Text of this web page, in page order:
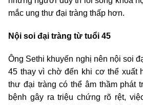
mắc ung thư đại tràng thấp hơn.
Nội soi đại tràng từ tuổi 45
Ông Sethi khuyến nghị nên nội soi
45 thay vì chờ đến khi cơ thể xuất
thư đại tràng có thể âm thầm phát
bệnh gây ra triệu chứng rõ rệt,